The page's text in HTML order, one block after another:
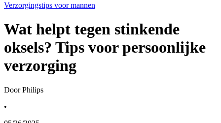
Verzorgingstips voor mannen
Wat helpt tegen stinkende
oksels? Tips voor persoonlijke
verzorging
Door Philips
•